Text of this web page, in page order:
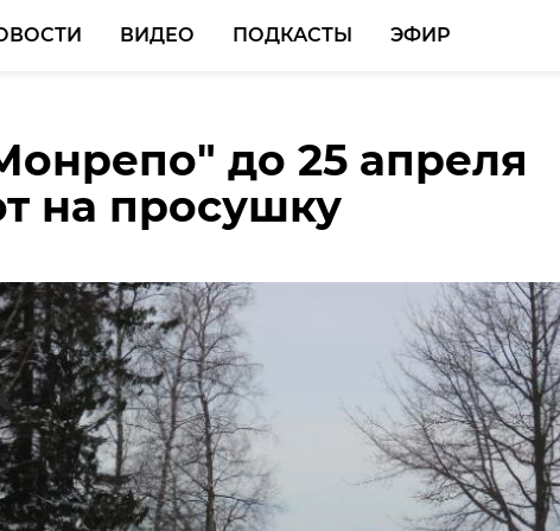
ВИДЕО ПОДКАСТЫ ЭФИР
до 25 апреля
на просушку
другие регионы